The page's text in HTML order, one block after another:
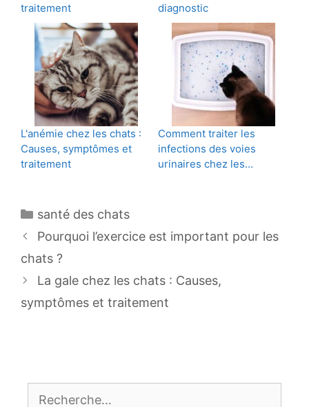
traitement
diagnostic
L'anémie chez les chats :
Causes, symptômes et
traitement
Comment traiter les
infections des voies
urinaires chez les…
Catégories
santé des chats
Navigation
des
Pourquoi l’exercice est important pour les
chats ?
La gale chez les chats : Causes,
symptômes et traitement